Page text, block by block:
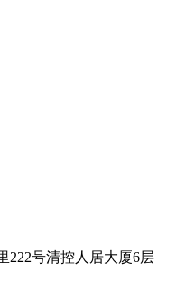
222号清控人居大厦6层